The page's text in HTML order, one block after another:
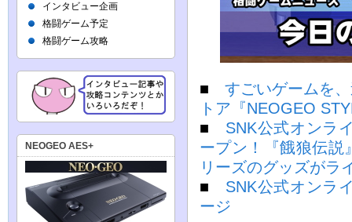
■ すごいゲームを
トア『NEOGEO
■ SNK公式オンラ
ープン！『餓狼伝説
リーズのグッズがラ
■ SNK公式オンラ
ージ
インタビュー企画
格闘ゲーム予定
格闘ゲーム攻略
NEOGEO AES+